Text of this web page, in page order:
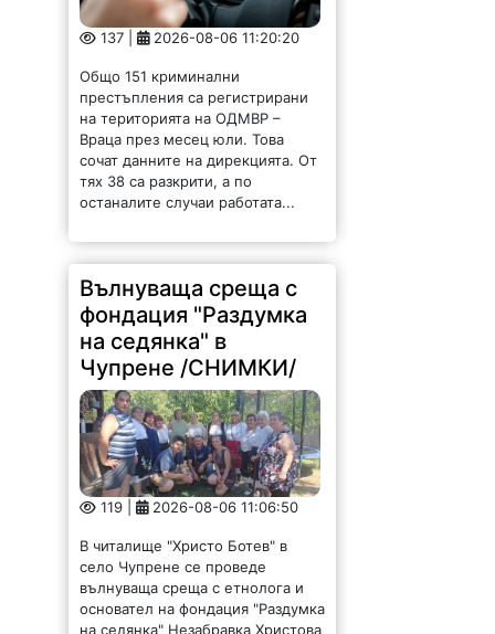
Общо 151 криминални
престъпления са регистрирани
на територията на ОДМВР –
Враца през месец юли. Това
сочат данните на дирекцията. От
тях 38 са разкрити, а по
останалите случаи работата...
Вълнуваща среща с
фондация "Раздумка
на седянка" в
Чупрене /СНИМКИ/
119 | 2026-08-06 11:06:50
В читалище "Христо Ботев" в
село Чупрене се проведе
вълнуваща среща с етнолога и
основател на фондация "Раздумка
на седянка" Незабравка Христова
от Софийския университет "Св.
Климент Охридски", Тихомир